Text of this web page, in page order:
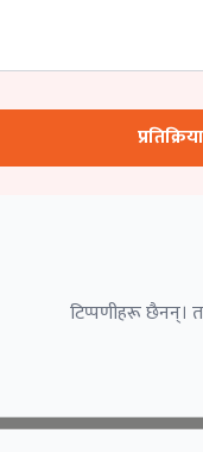
टिप्पणीहरू छैनन्।